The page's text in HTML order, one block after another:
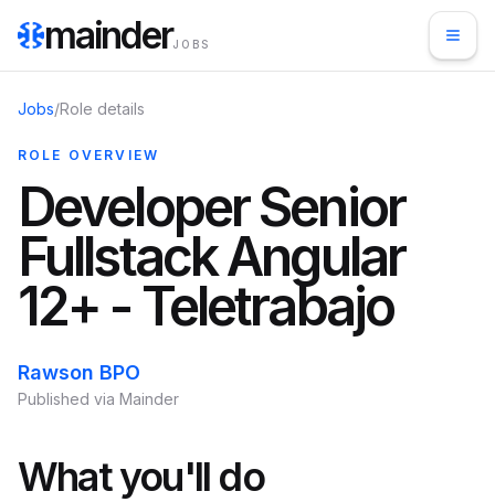
mainderJOBS
Jobs/Role details
ROLE OVERVIEW
Developer Senior
Fullstack Angular
12+ - Teletrabajo
Rawson BPO
Published via Mainder
What you'll do